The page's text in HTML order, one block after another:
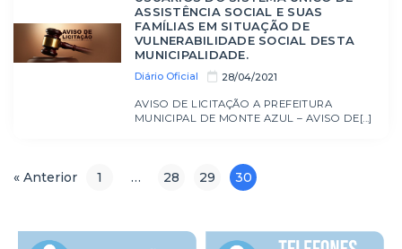
Diário Oficial 28/04/2021
ASSISTÊNCIA SOCIAL E SUAS
FAMÍLIAS EM SITUAÇÃO DE
VULNERABILIDADE SOCIAL DESTA
MUNICIPALIDADE.
AVISO DE LICITAÇÃO A PREFEITURA
MUNICIPAL DE MONTE AZUL – AVISO DE[...]
« Anterior 1 … 28 29 30